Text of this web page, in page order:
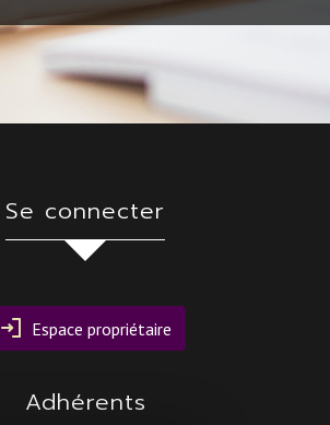
se connecter
Espace propriétaire
adhérents